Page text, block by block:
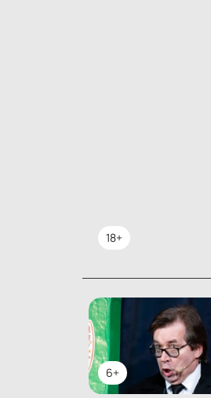
18+
6+